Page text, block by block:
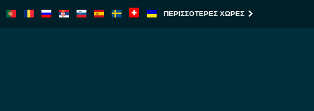
ΠΕΡΙΣΣΌΤΕΡΕΣ ΧΏΡΕΣ